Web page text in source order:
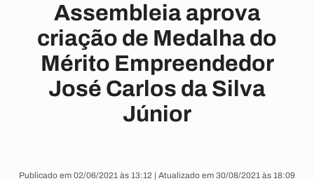
Assembleia aprova
criação de Medalha do
Mérito Empreendedor
José Carlos da Silva
Júnior
Publicado em 02/06/2021 às 13:12 | Atualizado em 30/08/2021 às 18:09